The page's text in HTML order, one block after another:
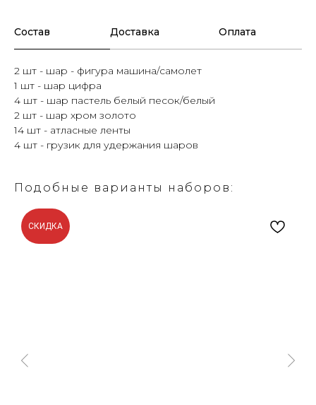
Состав Доставка Оплата
2 шт - шар - фигура машина/самолет
1 шт - шар цифра
4 шт - шар пастель белый песок/белый
2 шт - шар хром золото
14 шт - атласные ленты
4 шт - грузик для удержания шаров
Подобные варианты наборов:
СКИДКА